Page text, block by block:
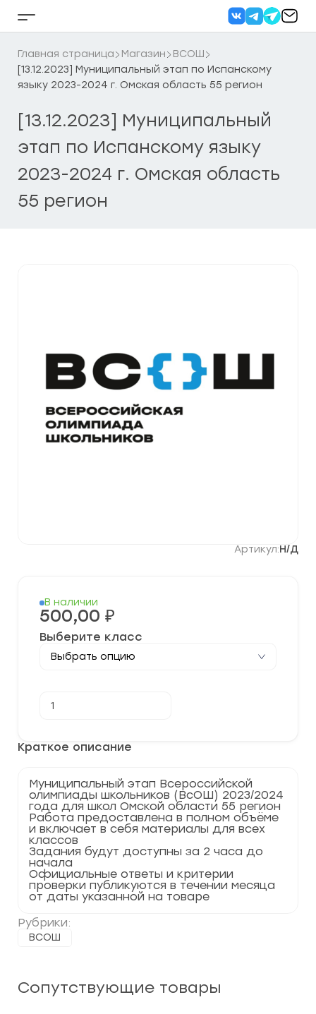
Кнопка
бокового
меню
Главная страница Магазин
ВСОШ
[13.12.2023] Муниципальный этап по Испанскому
языку 2023-2024 г. Омская область 55 регион
[13.12.2023] Муниципальный
этап по Испанскому языку
2023-2024 г. Омская область
55 регион
Артикул:Н/Д
Краткое описание
Муниципальный этап Всероссийской
олимпиады школьников (ВсОШ) 2023/2024
года для школ Омской области 55 регион
Работа предоставлена в полном объёме
и включает в себя материалы для всех
классов
Задания будут доступны за 2 часа до
начала
Официальные ответы и критерии
проверки публикуются в течении месяца
от даты указанной на товаре
Рубрики:
ВСОШ
В наличии
500,00 ₽
Выберите класс
товара
этап
по
2023-
2024
г.
Омская
область
55
регион
Сопутствующие товары